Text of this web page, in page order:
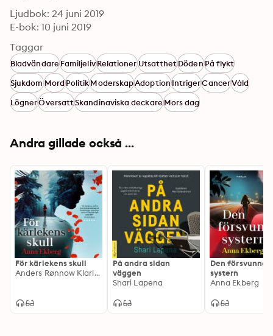
Ljudbok: 24 juni 2019
E-bok: 10 juni 2019
Taggar
BladvändareFamiljelivRelationerUtsatthetDödenPå flykt
SjukdomMordPolitikModerskapAdoptionIntrigerCancerVåld
LögnerÖversattSkandinaviska deckareMors dag
Andra gillade också ...
För kärlekens skull
Anders Rønnow Klarlund, Jacob Weinreich, Anna Ekberg
På andra sidan
väggen
Shari Lapena
Den försvunna
systern
Anna Ekberg